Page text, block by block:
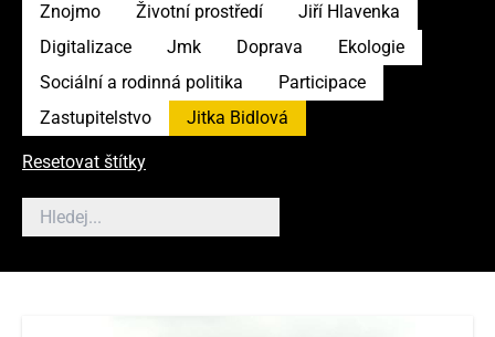
Znojmo
Životní prostředí
Jiří Hlavenka
Digitalizace
Jmk Doprava
Ekologie
Sociální a rodinná politika
Participace
Zastupitelstvo
Jitka Bidlová
Resetovat štítky